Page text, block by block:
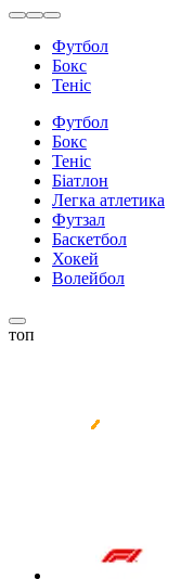
Футбол
Бокс
Теніс
Футбол
Бокс
Теніс
Біатлон
Легка атлетика
Футзал
Баскетбол
Хокей
Волейбол
топ